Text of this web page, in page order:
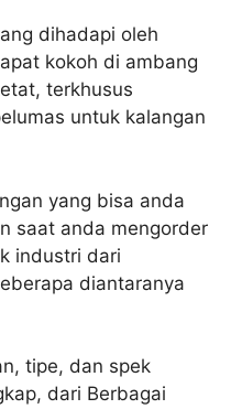
dihadapi oleh
kokoh di ambang
terkhusus
untuk kalangan
yang bisa anda
saat anda mengorder
industri dari
diantaranya
tipe, dan spek
dari Berbagai